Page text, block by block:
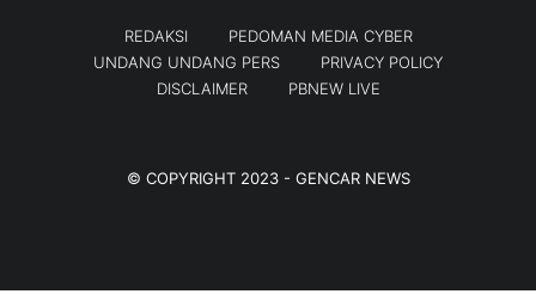
REDAKSI
PEDOMAN MEDIA CYBER
UNDANG UNDANG PERS
PRIVACY POLICY
DISCLAIMER
PBNEW LIVE
© COPYRIGHT 2023 - GENCAR NEWS